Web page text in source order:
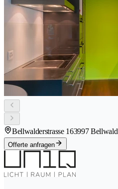
Bellwalderstrasse 163997 Bellwald
Offerte anfragen